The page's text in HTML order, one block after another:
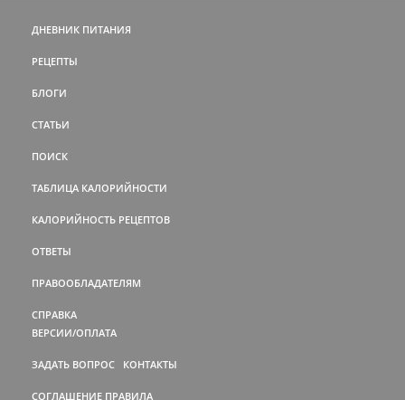
ДНЕВНИК ПИТАНИЯ
РЕЦЕПТЫ
БЛОГИ
СТАТЬИ
ПОИСК
ТАБЛИЦА КАЛОРИЙНОСТИ
КАЛОРИЙНОСТЬ РЕЦЕПТОВ
ОТВЕТЫ
ПРАВООБЛАДАТЕЛЯМ
СПРАВКА
ВЕРСИИ/ОПЛАТА
ЗАДАТЬ ВОПРОС КОНТАКТЫ
СОГЛАШЕНИЕ ПРАВИЛА